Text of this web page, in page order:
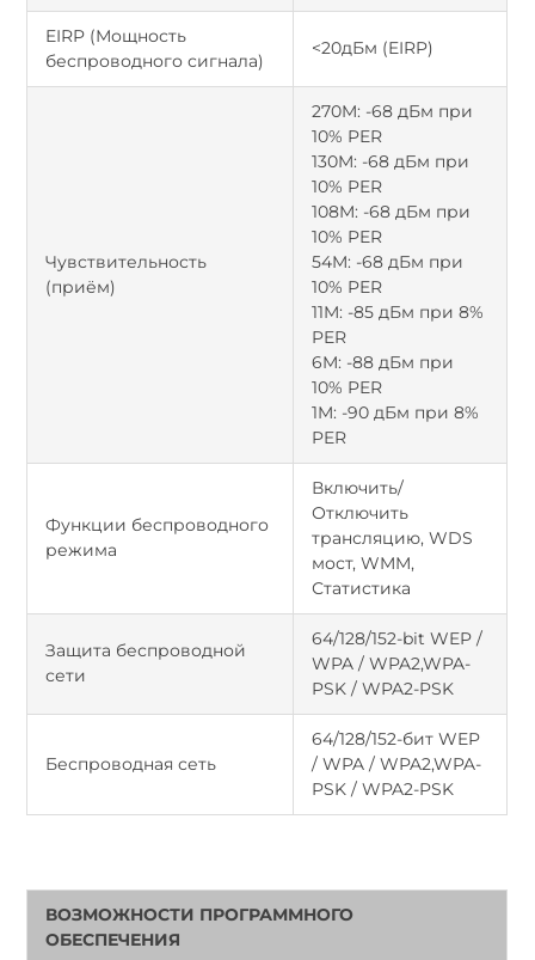
EIRP (Мощность
беспроводного сигнала)
<20дБм (EIRP)
Чувствительность
(приём)
270M: -68 дБм при
10% PER
130M: -68 дБм при
10% PER
108M: -68 дБм при
10% PER
54M: -68 дБм при
10% PER
11M: -85 дБм при 8%
PER
6M: -88 дБм при
10% PER
1M: -90 дБм при 8%
PER
Функции беспроводного
режима
Включить/
Отключить
трансляцию, WDS
мост, WMM,
Статистика
Защита беспроводной
сети
64/128/152-bit WEP /
WPA / WPA2,WPA-
PSK / WPA2-PSK
Беспроводная сеть
64/128/152-бит WEP
/ WPA / WPA2,WPA-
PSK / WPA2-PSK
ВОЗМОЖНОСТИ ПРОГРАММНОГО
ОБЕСПЕЧЕНИЯ